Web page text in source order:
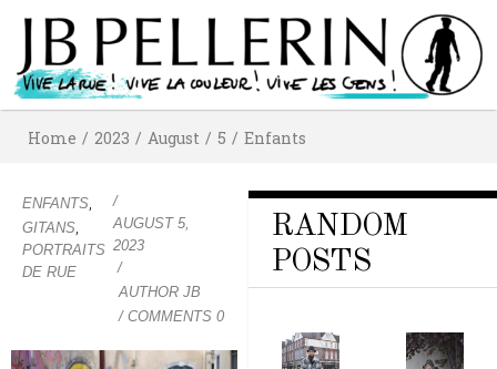
Home / 2023 / August / 5 / Enfants
ENFANTS
GITANS
PORTRAITS
DE RUE
/
AUGUST 5,
2023
/
AUTHORJB
/ COMMENTS 0
RANDOM
POSTS